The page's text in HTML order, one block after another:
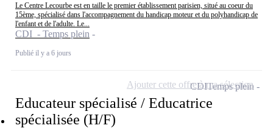
Le Centre Lecourbe est en taille le premier établissement parisien, situé au coeur du
15ème, spécialisé dans l'accompagnement du handicap moteur et du polyhandicap de
l'enfant et de l'adulte. Le...
CDI - Temps plein
Publié il y a 6 jours
Educateur spécialisé / Educatrice
spécialisée (H/F)
CDITemps plein
Ajouter cette offre à ma sélection